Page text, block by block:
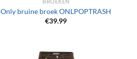
Only bruine broek ONLPOPTRASH
€39.99